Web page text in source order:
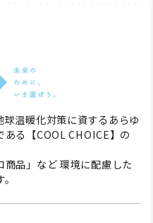
温暖化対策に資するあらゆ
る【COOL CHOICE】の
商品」など 環境に配慮した